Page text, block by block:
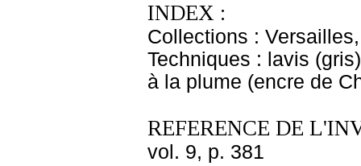
INDEX :
Collections :
Techniques : lavis
à la plume (encre de
REFERENCE DE
vol. 9, p. 381